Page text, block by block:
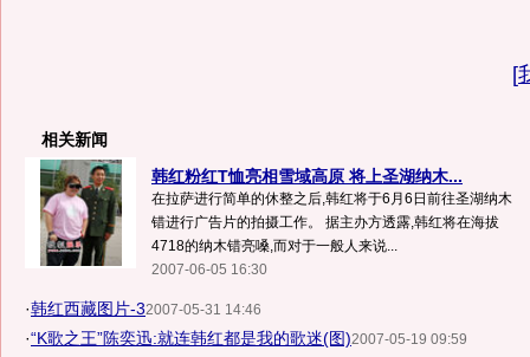
[
相关新闻
韩红粉红T恤亮相雪域高原 将上圣湖纳木...
在拉萨进行简单的休整之后,韩红将于6月6日前往圣湖纳木
错进行广告片的拍摄工作。 据主办方透露,韩红将在海拔
4718的纳木错亮嗓,而对于一般人来说...
2007-06-05 16:30
·韩红西藏图片-32007-05-31 14:46
·“K歌之王”陈奕迅:就连韩红都是我的歌迷(图)2007-05-19 09:59